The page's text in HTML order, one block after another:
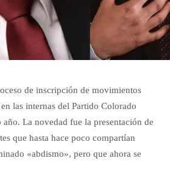
de inscripción de movimientos
las internas del Partido Colorado
La novedad fue la presentación de
que hasta hace poco compartían
«abdismo», pero que ahora se